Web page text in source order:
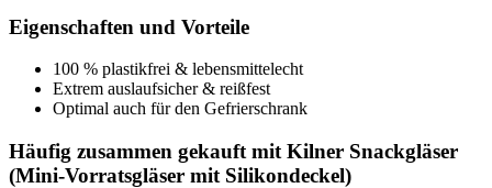
Eigenschaften und Vorteile
100 % plastikfrei & lebensmittelecht
Extrem auslaufsicher & reißfest
Optimal auch für den Gefrierschrank
Häufig zusammen gekauft mit Kilner Snackgläser
(Mini-Vorratsgläser mit Silikondeckel)